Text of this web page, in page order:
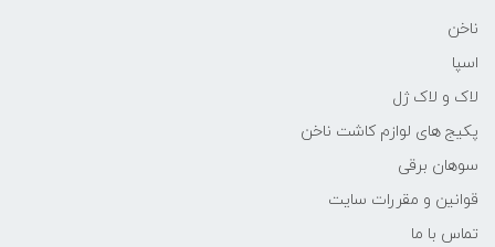
ناخن
اسپا
لاک و لاک ژل
پکیج های لوازم کاشت ناخن
سوهان برقی
قوانین و مقررات سایت
تماس با ما